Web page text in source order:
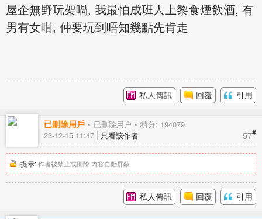
屋企無野玩架喎, 我最怕成班人上黎食煙飲酒, 有
男有女咁, 仲要玩到唔知幾點先肯走
私人傳訊 回覆 引用
已刪除用戶 已刪除用户 積分: 194079
57#
23-12-15 11:47 只看該作者
提示: 作者被禁止或刪除 內容自動屏蔽
私人傳訊 回覆 引用